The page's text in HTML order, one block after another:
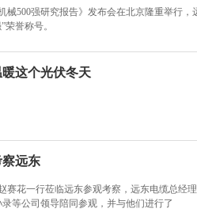
械500强研究报告》发布会在北京隆重举行，
荣誉称号。
这个光伏冬天
远东
赛花一行莅临远东参观考察，远东电缆总经
等公司领导陪同参观，并与他们进行了